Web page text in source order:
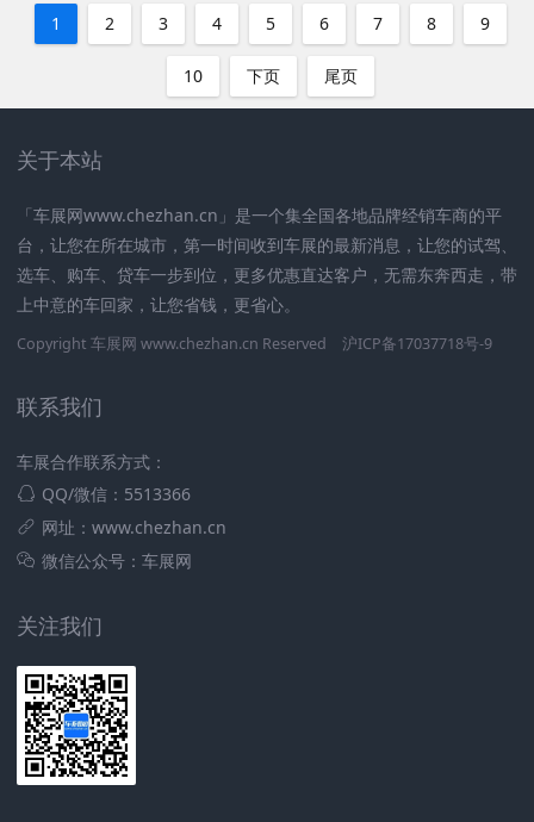
1 2 3 4 5 6 7 8 9
10 下页 尾页
关于本站
「车展网www.chezhan.cn」是一个集全国各地品牌经销车商的平
台，让您在所在城市，第一时间收到车展的最新消息，让您的试驾、
选车、购车、贷车一步到位，更多优惠直达客户，无需东奔西走，带
上中意的车回家，让您省钱，更省心。
Copyright 车展网 www.chezhan.cn Reserved 沪ICP备17037718号-9
联系我们
车展合作联系方式：
QQ/微信：5513366
网址：www.chezhan.cn
微信公众号：车展网
关注我们